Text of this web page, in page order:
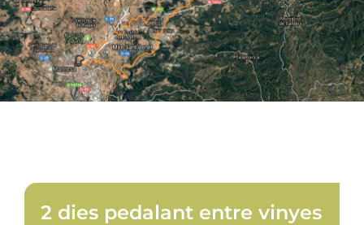
Planifica
2 dies pedalant entre vinyes